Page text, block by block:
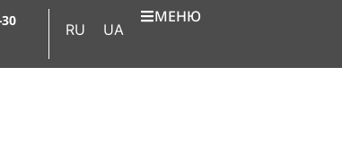
RU UA
МЕНЮ